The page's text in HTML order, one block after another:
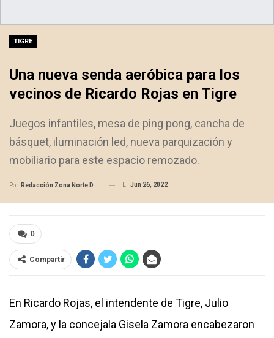
TIGRE
Una nueva senda aeróbica para los
vecinos de Ricardo Rojas en Tigre
Juegos infantiles, mesa de ping pong, cancha de
básquet, iluminación led, nueva parquización y
mobiliario para este espacio remozado.
Por Redacción Zona Norte Daily El Jun 26, 2022
0
Compartir
En Ricardo Rojas, el intendente de Tigre, Julio
Zamora, y la concejala Gisela Zamora encabezaron